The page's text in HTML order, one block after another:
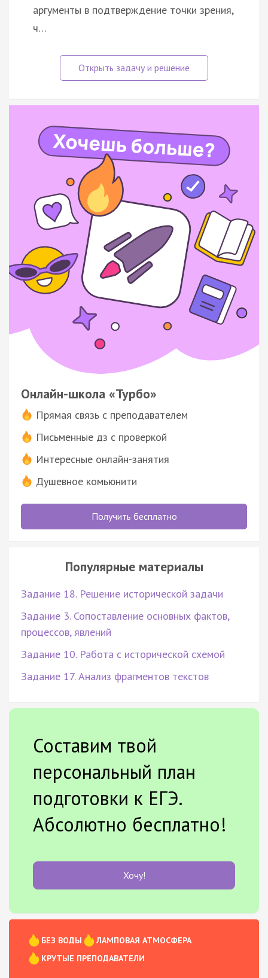
аргументы в подтверждение точки зрения,
ч…
Онлайн-школа «Турбо»
Прямая связь с преподавателем
Письменные дз с проверкой
Интересные онлайн-занятия
Душевное комьюнити
Получить бесплатно
Популярные материалы
Задание 18. Решение исторической задачи
Задание 3. Сопоставление основных фактов,
процессов, явлений
Задание 10. Работа с исторической схемой
Задание 17. Анализ фрагментов текстов
Составим твой
персональный план
подготовки к ЕГЭ.
Абсолютно бесплатно!
Хочу!
БЕЗ ВОДЫ
ЛАМПОВАЯ АТМОСФЕРА
КРУТЫЕ ПРЕПОДАВАТЕЛИ